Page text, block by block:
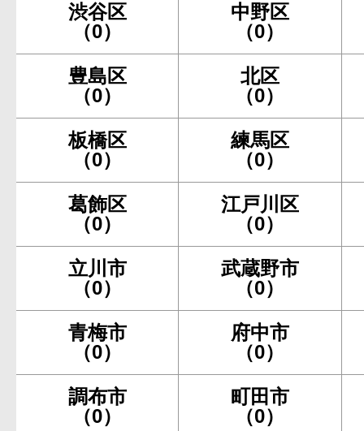
渋谷区
（0）
中野区
（0）
豊島区
（0）
北区
（0）
板橋区
（0）
練馬区
（0）
葛飾区
（0）
江戸川区
（0）
立川市
（0）
武蔵野市
（0）
青梅市
（0）
府中市
（0）
調布市
（0）
町田市
（0）